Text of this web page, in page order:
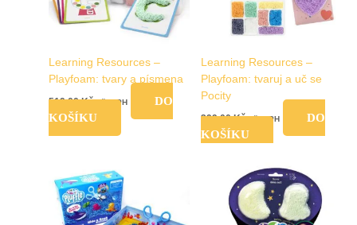
Learning Resources –
Playfoam: tvary a písmena
519,00Kč vč. DPH
DO
KOŠÍKU
Learning Resources –
Playfoam: tvaruj a uč se
Pocity
399,00Kč vč. DPH
DO
KOŠÍKU